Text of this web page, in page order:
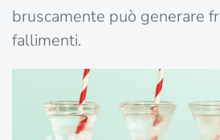
bruscamente può generare
fallimenti.